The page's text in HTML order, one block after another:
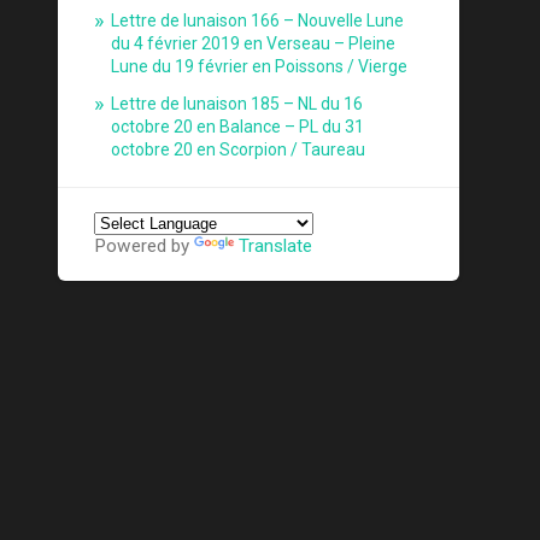
Lettre de lunaison 166 – Nouvelle Lune
du 4 février 2019 en Verseau – Pleine
Lune du 19 février en Poissons / Vierge
Lettre de lunaison 185 – NL du 16
octobre 20 en Balance – PL du 31
octobre 20 en Scorpion / Taureau
Powered by Translate